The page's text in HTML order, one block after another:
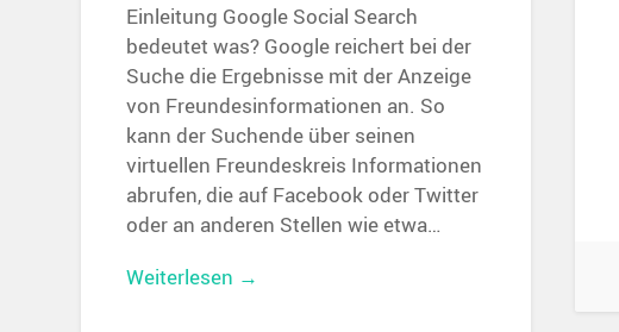
Einleitung Google Social Search
bedeutet was? Google reichert bei der
Suche die Ergebnisse mit der Anzeige
von Freundesinformationen an. So
kann der Suchende über seinen
virtuellen Freundeskreis Informationen
abrufen, die auf Facebook oder Twitter
oder an anderen Stellen wie etwa…
Weiterlesen →